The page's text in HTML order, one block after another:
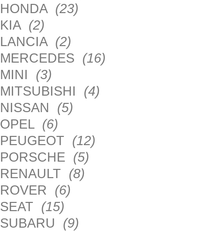
HONDA (23)
KIA (2)
LANCIA (2)
MERCEDES (16)
MINI (3)
MITSUBISHI (4)
NISSAN (5)
OPEL (6)
PEUGEOT (12)
PORSCHE (5)
RENAULT (8)
ROVER (6)
SEAT (15)
SUBARU (9)